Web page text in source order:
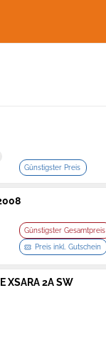
Günstigster Preis
Günstigster Gesamtpreis
Preis inkl. Gutschein
XSARA 2A SW